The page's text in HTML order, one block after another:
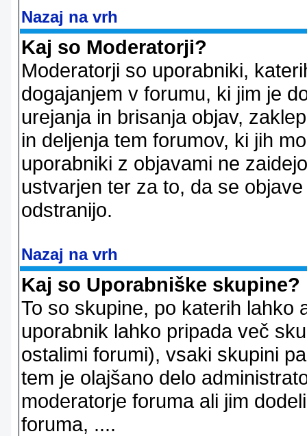
Nazaj na vrh
Kaj so Moderatorji?
Moderatorji so uporabniki,
dogajanjem v forumu, ki jim je
urejanja in brisanja objav,
in deljenja tem forumov, ki jih
uporabniki z objavami ne
ustvarjen ter za to, da se
odstranijo.
Nazaj na vrh
Kaj so Uporabniške skupine?
To so skupine, po katerih lahko
uporabnik lahko pripada več
ostalimi forumi), vsaki skupini
tem je olajšano delo
moderatorje foruma ali jim
foruma, ....